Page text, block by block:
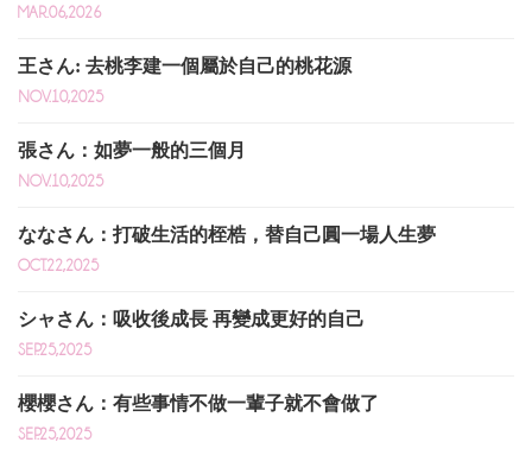
MAR.06,2026
王さん: 去桃李建一個屬於自己的桃花源
NOV.10,2025
張さん：如夢一般的三個月
NOV.10,2025
ななさん：打破生活的桎梏，替自己圓一場人生夢
OCT.22,2025
シャさん：吸收後成長 再變成更好的自己
SEP.25,2025
櫻櫻さん：有些事情不做一輩子就不會做了
SEP.25,2025